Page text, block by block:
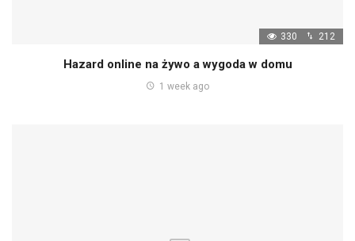
330 212
Hazard online na żywo a wygoda w domu
1 week ago